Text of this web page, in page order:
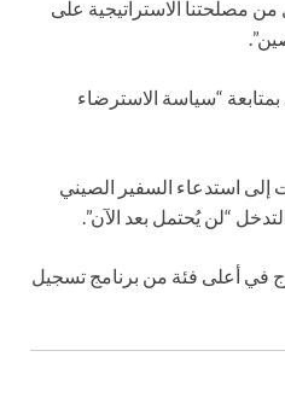
من مصلحتنا الاستراتيجية على
“سياسة الاسترضاء
استدعاء السفير الصيني
“لن يُحتمل بعد الآن”.
في أعلى فئة من برنامج تسجيل